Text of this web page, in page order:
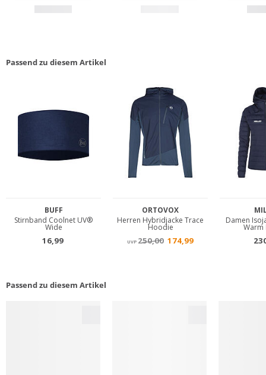
Passend zu diesem Artikel
Passend zu diesem Artikel